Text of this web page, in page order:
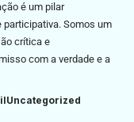
é um pilar
Somos um
crítica e
com a verdade e a
Uncategorized